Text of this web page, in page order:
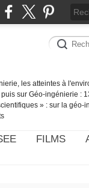
les atteintes à
sur Géo-ingénierie :
» : sur la géo-
FILMS